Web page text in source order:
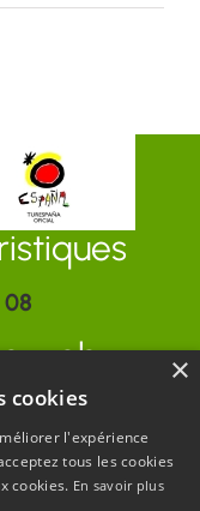
08
web ×
cookies
l'expérience
tous les cookies
cookies. En savoir plus